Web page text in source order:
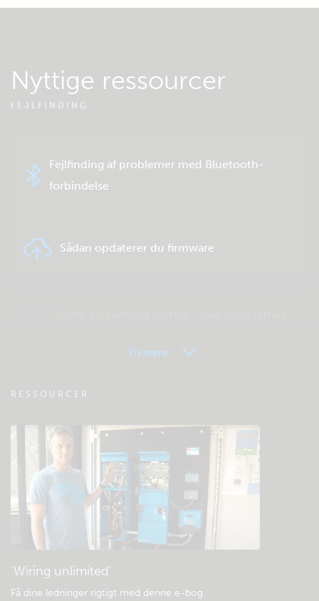
Nyttige ressourcer
FEJLFINDING
Fejlfinding af problemer med Bluetooth-
forbindelse
Sådan opdaterer du firmware
fjernovervågning
Tjek fællesskabets videnbase
Generelle downloads og dokumentation
Vis mere
RESSOURCER
'Wiring unlimited'
Få dine ledninger rigtigt med denne e-bog.